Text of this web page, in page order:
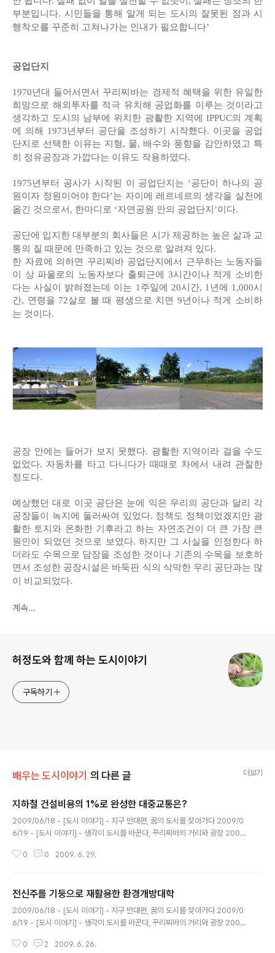
부분입니다. 시민들을 통해 알게 되는 도시의 잘못된 점과 시
행착오를 꾸준히 고쳐나가는 인내가 필요합니다’
공업단지
1970년대 들어서면서 꾸리찌바는 경제적 혜택을 위한 유일한
희망으로 해외투자를 적극 유치해 공업화를 이루는 것이라고
생각하고 도시의 남부에 위치한 광활한 지역에 IPPUC의 계획
에 의해 1973년부터 공단을 조성하기 시작했다. 이곳을 공업
단지로 선택한 이유는 지형, 물, 배수와 풍향을 감안하였고 특
히 정유공장과 가깝다는 이유도 작용하였다.
1975년부터 공사가 시작된 이 공업단지는 ‘공단이 하나의 공
원이자 정원이어야 한다’는 자이메 레르네르의 생각을 실천에
옮긴 것으로서, 한마디로 ‘자연공원 안의 공업단지’이다.
공단에 입지한 대부분의 회사들은 시가 제공하는 높은 삶과 교
통의 질 때문에 만족하고 있는 것으로 알려져 있다.
한 자료에 의하면 꾸리찌바 공업단지에서 근무하는 노동자들
이 상 파울로의 노동자보다 출퇴근에 3시간이나 적게 소비한
다는 사실이 밝혀졌는데 이는 1주일에 20시간, 1년에 1,000시
간, 연령을 72살로 볼 때 평생으로 치면 9년이나 적게 소비하
는 것이다.
공장 안에는 들어가 보지 못했다. 광활한 지역이라 걸을 수도
없었다. 자동차를 타고 다니다가 때때로 차에서 내려 관찰한
정도다.
예상했던 대로 이곳 공단은 눈에 익은 우리의 공단과 달리 각
공장들이 녹지에 둘러싸여 있었다. 정책도 정책이었겠지만 광
활한 토지와 온화한 기후라고 하는 자연조건이 더 큰 가장 큰
원인이 되었던 것으로 보였다. 하지만 그 사실을 인정한다 하
더라도 수목으로 담장을 조성한 것이나 기존의 수목을 보호하
면서 조성한 공장시설은 바둑판 식의 삭막한 우리 공단과는 많
이 비교되었다.
계속...
허정도와 함께 하는 도시이야기
구독하기
배우는 도시이야기 의 다른 글 더보기
지하철 건설비용의 1%로 완성한 대중교통은?
2009/06/18 - [도시 이야기] - 지구 반대편, 꿈의 도시를 찾아가다 2009/0
6/19 - [도시 이야기] - 생각이 도시를 바꾼다, 꾸리찌바의 거리와 광장 2009/
시 이야기] - 지혜의 길로 안내하는 도서관 2009/06/26 - [도시 이야기] - 전
수 있다. 꾸리찌바의 도시성장은 5개의 주요 간선교통축을 따라 이루어졌다. 애
당초 꾸리찌바 시의 계획에 따르면 간선교통축의 도로는 다른 가로와 달리 폭이
60m나 되는 광로였다. 그런데 이런 광로 계획은 도로 폭..
0 0 2009. 6. 29.
전신주를 기둥으로 재활용한 환경개방대학
2009/06/18 - [도시 이야기] - 지구 반대편, 꿈의 도시를 찾아가다 2009/0
6/19 - [도시 이야기] - 생각이 도시를 바꾼다, 꾸리찌바의 거리와 광장 2009/
시 이야기] - 지혜의 길로 안내하는 도서관 꾸리찌바 이야기 5 (건축물3) 상 로
0 2 2009. 6. 26.